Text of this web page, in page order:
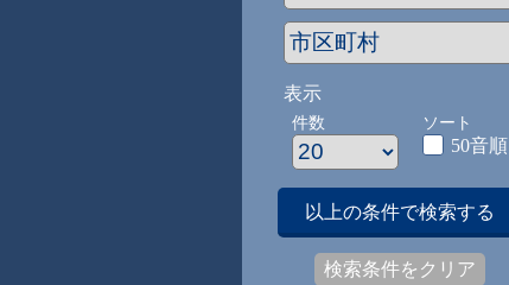
表示
件数 ソート
50音順
以上の条件で検索する
検索条件をクリア